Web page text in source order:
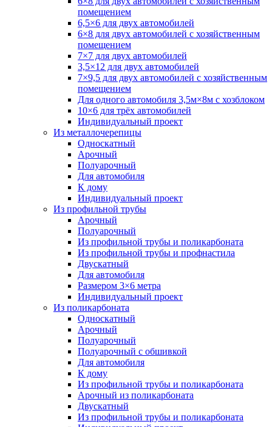
помещением
6,5×6 для двух автомобилей
6×8 для двух автомобилей с хозяйственным
помещением
7×7 для двух автомобилей
3,5×12 для двух автомобилей
7×9,5 для двух автомобилей с хозяйственным
помещением
Для одного автомобиля 3,5м×8м с хозблоком
10×6 для трёх автомобилей
Индивидуальный проект
Из металлочерепицы
Односкатный
Арочный
Полуарочный
Для автомобиля
К дому
Индивидуальный проект
Из профильной трубы
Арочный
Полуарочный
Из профильной трубы и поликарбоната
Из профильной трубы и профнастила
Двускатный
Для автомобиля
Размером 3×6 метра
Индивидуальный проект
Из поликарбоната
Односкатный
Арочный
Полуарочный
Полуарочный с обшивкой
Для автомобиля
К дому
Из профильной трубы и поликарбоната
Арочный из поликарбоната
Двускатный
Из профильной трубы и поликарбоната